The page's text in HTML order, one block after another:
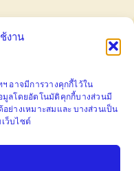
งาน
อาจมีการวางคุกกี้ไว้ใน
มูลโดยอัตโนมัติคุกกี้บางส่วนมี
ย่างเหมาะสมและ บางส่วนเป็น
ว็บไซต์